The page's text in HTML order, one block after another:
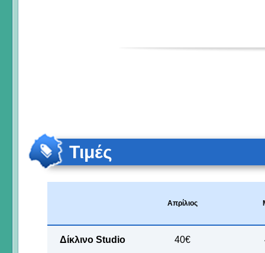
Τιμές
Απρίλιος
Δίκλινο Studio 40€